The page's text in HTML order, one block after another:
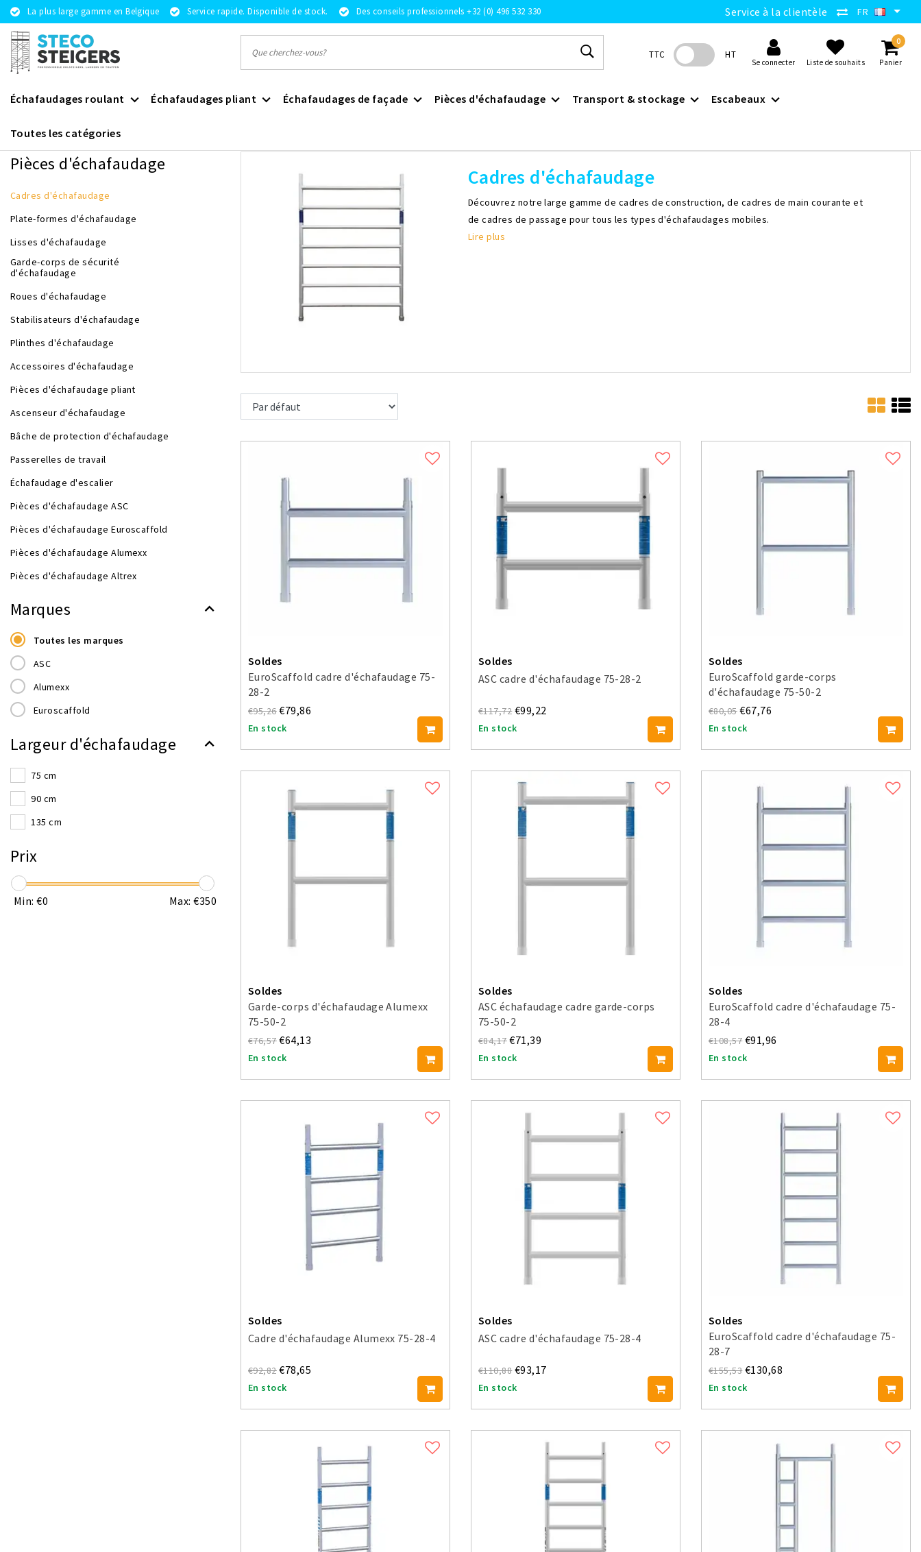
La plus large gamme en Belgique Service rapide. Disponible de stock. Des conseils professionnels +32 (0) 496 532 330 Service à la clientèle FR
TTC HT
Se connecter Liste de souhaits
0
Panier
Échafaudages roulant Échafaudages pliant Échafaudages de façade Pièces d'échafaudage Transport & stockage Escabeaux
Toutes les catégories
Revenir à Pièces d'échafaudage
Pièces d'échafaudage
Cadres d'échafaudage
Plate-formes d'échafaudage
Lisses d'échafaudage
Garde-corps de sécurité
d'échafaudage
Roues d'échafaudage
Stabilisateurs d'échafaudage
Plinthes d'échafaudage
Accessoires d'échafaudage
Pièces d'échafaudage pliant
Ascenseur d'échafaudage
Bâche de protection d'échafaudage
Passerelles de travail
Échafaudage d'escalier
Pièces d'échafaudage ASC
Pièces d'échafaudage Euroscaffold
Pièces d'échafaudage Alumexx
Pièces d'échafaudage Altrex
Marques
Toutes les marques
ASC
Alumexx
Euroscaffold
Largeur d'échafaudage
75 cm
90 cm
135 cm
Prix
Min: €0 Max: €350
Cadres d'échafaudage
Découvrez notre large gamme de cadres de construction, de cadres de main courante et
de cadres de passage pour tous les types d'échafaudages mobiles.
Lire plus
Soldes
EuroScaffold cadre d'échafaudage 75-
28-2
€95,26€79,86
En stock
Soldes
ASC cadre d'échafaudage 75-28-2
€117,72 €99,22
En stock
Soldes
EuroScaffold garde-corps
d'échafaudage 75-50-2
€80,05€67,76
En stock
Soldes
Garde-corps d'échafaudage Alumexx
75-50-2
€76,57€64,13
En stock
Soldes
ASC échafaudage cadre garde-corps
75-50-2
€84,17€71,39
En stock
Soldes
EuroScaffold cadre d'échafaudage 75-
28-4
€108,57 €91,96
En stock
Soldes
Cadre d'échafaudage Alumexx 75-28-4
€92,82€78,65
En stock
Soldes
ASC cadre d'échafaudage 75-28-4
€110,88 €93,17
En stock
Soldes
EuroScaffold cadre d'échafaudage 75-
28-7
€155,53 €130,68
En stock